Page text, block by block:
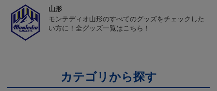
山形
モンテディオ山形のすべてのグッズをチェックした
い方に！全グッズ一覧はこちら！
カテゴリから探す